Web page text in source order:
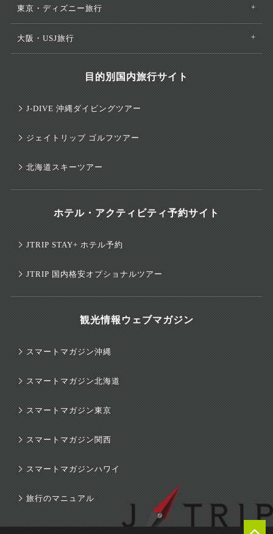
×
東京・ディズニー旅行
大阪・USJ旅行
目的別国内旅行サイト
J-DIVE 沖縄ダイビングツアー
ジェイトリップ ゴルフツアー
北海道スキーツアー
ホテル・アクティビティ予約サイト
JTRIP STAY+ ホテル予約
JTRIP 国内格安オプショナルツアー
観光情報ウェブマガジン
スマートマガジン沖縄
スマートマガジン北海道
スマートマガジン東京
スマートマガジン関西
スマートマガジンハワイ
旅行のマニュアル